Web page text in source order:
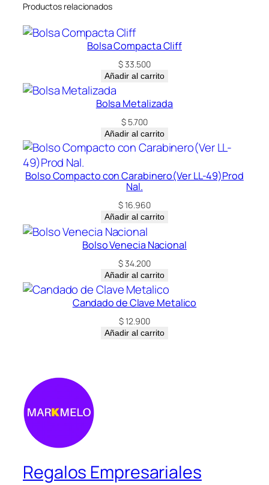
Productos relacionados
Bolsa Compacta Cliff
$33.500
Añadir al carrito
Bolsa Metalizada
$5.700
Añadir al carrito
Bolso Compacto con Carabinero(Ver LL-49)Prod
Nal.
$16.960
Añadir al carrito
Bolso Venecia Nacional
$34.200
Añadir al carrito
Candado de Clave Metalico
$12.900
Añadir al carrito
Regalos Empresariales